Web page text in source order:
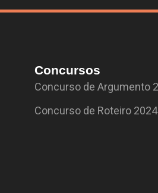
Concursos
Concurso de Argumento
Concurso de Roteiro 2024